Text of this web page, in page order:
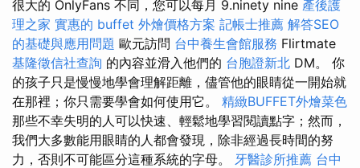
很大的 OnlyFans 不同，您可以每月 9.ninety nine 產後護
理之家 實惠的 buffet 外燴價格方案 記帳士推薦 解答SEO
的基礎與應用問題 歐元訪問 台中養生會館服務 Flirtmate
基隆徵信社查詢 的內容並滑入他們的 台胞證新北 DM。 你
的孩子只是慢慢地學會理解距離，儘管他的眼睛從一開始就
在那裡；你只需要學會如何使用它。 精緻BUFFET外燴菜色
那些不幸失明的人可以快速、輕鬆地學習閱讀點字；然而，
我們大多數能用眼睛的人都會發現，除非經過長時間的努
力，否則不可能區分這種系統的字母。 牙醫診所推薦 台中